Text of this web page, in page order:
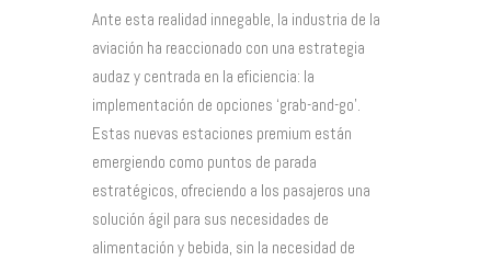
Ante esta realidad innegable, la industria de la
aviación ha reaccionado con una estrategia
audaz y centrada en la eficiencia: la
implementación de opciones ‘grab-and-go’.
Estas nuevas estaciones premium están
emergiendo como puntos de parada
estratégicos, ofreciendo a los pasajeros una
solución ágil para sus necesidades de
alimentación y bebida, sin la necesidad de